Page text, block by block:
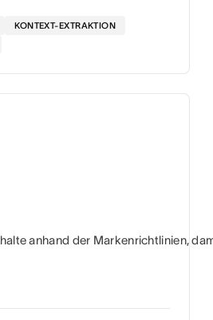
KONTEXT-EXTRAKTION
anhand der Markenrichtlinien,